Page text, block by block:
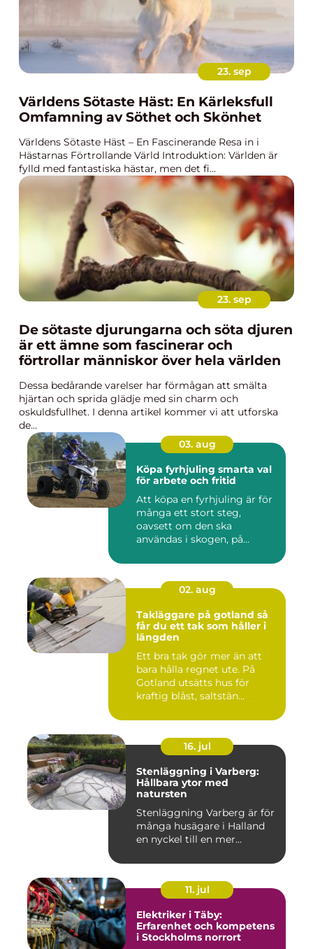
23. sep
Världens Sötaste Häst: En Kärleksfull
Omfamning av Söthet och Skönhet
Världens Sötaste Häst – En Fascinerande Resa in i
Hästarnas Förtrollande Värld Introduktion: Världen är
fylld med fantastiska hästar, men det fi...
23. sep
De sötaste djurungarna och söta djuren
är ett ämne som fascinerar och
förtrollar människor över hela världen
Dessa bedårande varelser har förmågan att smälta
hjärtan och sprida glädje med sin charm och
oskuldsfullhet. I denna artikel kommer vi att utforska
de...
03. aug
Köpa fyrhjuling smarta val
för arbete och fritid
Att köpa en fyrhjuling är för
många ett stort steg,
oavsett om den ska
användas i skogen, på
02. aug
Takläggare på gotland så
får du ett tak som håller i
längden
Ett bra tak gör mer än att
bara hålla regnet ute. På
Gotland utsätts hus för
kraftig blåst, saltstän...
16. jul
Stenläggning i Varberg:
Hållbara ytor med
natursten
Stenläggning Varberg är för
många husägare i Halland
en nyckel till en mer...
11. jul
Elektriker i Täby:
Erfarenhet och kompetens
i Stockholms norrort